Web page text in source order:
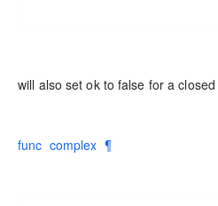
will also set ok to false for a
func complex ¶